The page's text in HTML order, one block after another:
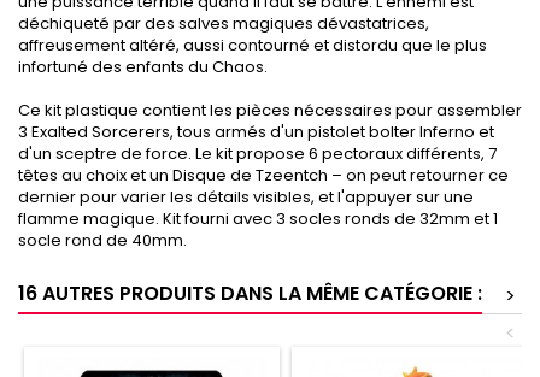
déchiqueté par des salves magiques dévastatrices,
affreusement altéré, aussi contourné et distordu que le plus
infortuné des enfants du Chaos.
Ce kit plastique contient les pièces nécessaires pour assembler
3 Exalted Sorcerers, tous armés d'un pistolet bolter Inferno et
d'un sceptre de force. Le kit propose 6 pectoraux différents, 7
têtes au choix et un Disque de Tzeentch – on peut retourner ce
dernier pour varier les détails visibles, et l'appuyer sur une
flamme magique. Kit fourni avec 3 socles ronds de 32mm et 1
socle rond de 40mm.
16 AUTRES PRODUITS DANS LA MÊME CATÉGORIE :
>
<